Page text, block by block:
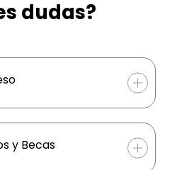
dudas?
y Becas